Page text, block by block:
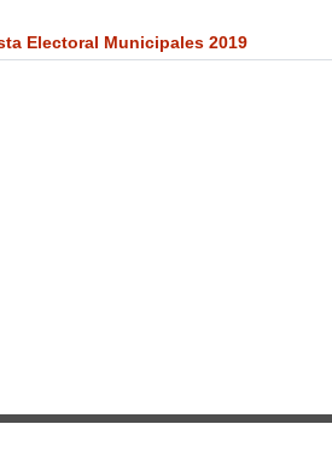
Electoral Municipales 2019